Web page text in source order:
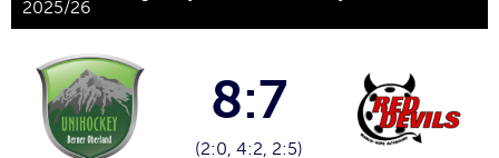
2025/26
8:7
(2:0, 4:2, 2:5)